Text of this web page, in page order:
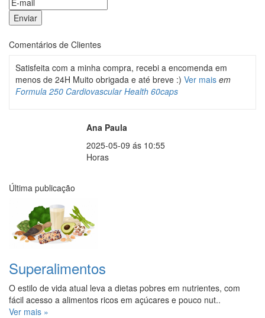
Comentários de Clientes
Satisfeita com a minha compra, recebi a encomenda em
menos de 24H Muito obrigada e até breve :) Ver mais em
Formula 250 Cardiovascular Health 60caps
Ana Paula
2025-05-09 ás 10:55
Horas
Última publicação
Superalimentos
O estilo de vida atual leva a dietas pobres em nutrientes, com
fácil acesso a alimentos ricos em açúcares e pouco nut..
Ver mais »